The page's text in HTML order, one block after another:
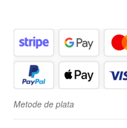
Metode de plata